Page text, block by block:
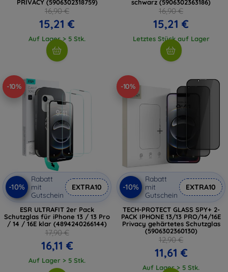
PRIVACY (5906302318759)
16,90 €
15,21 €
Auf Lager > 5 Stk.
schwarz (5906302363186)
16,90 €
15,21 €
Letztes Stück auf Lager
-10%
-10%
Rabatt
mit
Gutschein
EXTRA10
ESR ULTRAFIT 2er Pack
Schutzglas für iPhone 13 / 13 Pro
/ 14 / 16E klar (4894240266144)
17,90 €
16,11 €
Auf Lager > 5 Stk.
-10%
-10%
Rabatt
mit
Gutschein
EXTRA10
TECH-PROTECT GLASS SPY+ 2-
PACK IPHONE 13/13 PRO/14/16E
Privacy gehärtetes Schutzglas
(5906302360130)
12,90 €
11,61 €
Auf Lager > 5 Stk.